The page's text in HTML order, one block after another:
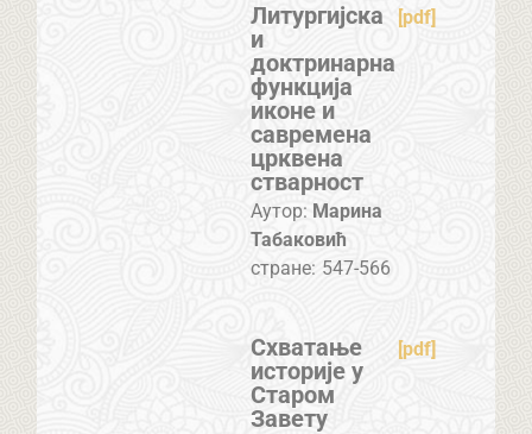
Литургијска
и
доктринарна
функција
иконе и
савремена
црквена
стварност
[pdf]
Аутор: Марина
Табаковић
стране: 547-566
Схватање
историје у
Старом
Завету
[pdf]